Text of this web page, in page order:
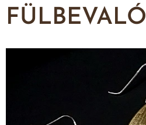
FÜLBEVALÓ